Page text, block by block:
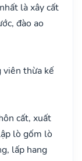
là xây cất
đào ao
viên thừa kế
cất, xuất
lò gốm lò
lấp hang